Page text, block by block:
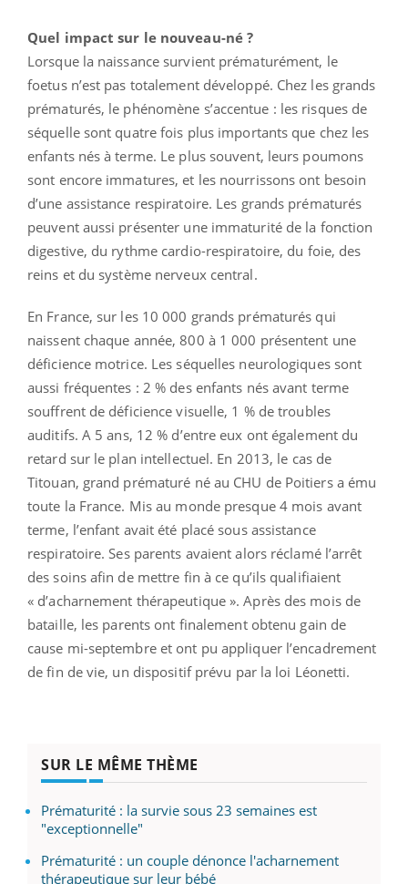
Quel impact sur le nouveau-né ?
Lorsque la naissance survient prématurément, le
foetus n’est pas totalement développé. Chez les grands
prématurés, le phénomène s’accentue : les risques de
séquelle sont quatre fois plus importants que chez les
enfants nés à terme. Le plus souvent, leurs poumons
sont encore immatures, et les nourrissons ont besoin
d’une assistance respiratoire. Les grands prématurés
peuvent aussi présenter une immaturité de la fonction
digestive, du rythme cardio-respiratoire, du foie, des
reins et du système nerveux central.
En France, sur les 10 000 grands prématurés qui
naissent chaque année, 800 à 1 000 présentent une
déficience motrice. Les séquelles neurologiques sont
aussi fréquentes : 2 % des enfants nés avant terme
souffrent de déficience visuelle, 1 % de troubles
auditifs. A 5 ans, 12 % d’entre eux ont également du
retard sur le plan intellectuel. En 2013, le cas de
Titouan, grand prématuré né au CHU de Poitiers a ému
toute la France. Mis au monde presque 4 mois avant
terme, l’enfant avait été placé sous assistance
respiratoire. Ses parents avaient alors réclamé l’arrêt
des soins afin de mettre fin à ce qu’ils qualifiaient
« d’acharnement thérapeutique ». Après des mois de
bataille, les parents ont finalement obtenu gain de
cause mi-septembre et ont pu appliquer l’encadrement
de fin de vie, un dispositif prévu par la loi Léonetti.
SUR LE MÊME THÈME
Prématurité : la survie sous 23 semaines est
"exceptionnelle"
Prématurité : un couple dénonce l'acharnement
thérapeutique sur leur bébé